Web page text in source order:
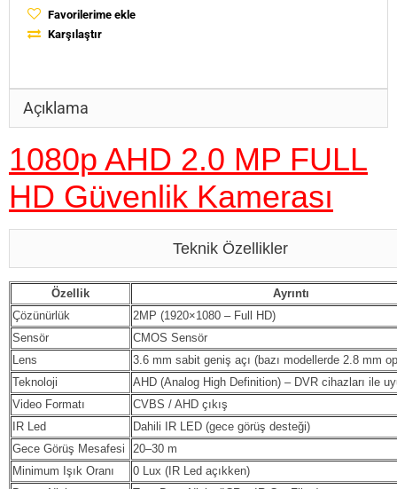
Favorilerime ekle
Karşılaştır
Açıklama
1080p AHD 2.0 MP FULL
HD Güvenlik Kamerası
Teknik Özellikler
Özellik
Ayrıntı
Çözünürlük
2MP (1920×1080 – Full HD)
Sensör
CMOS Sensör
Lens
3.6 mm sabit geniş açı (bazı modellerde 2.8 mm
Teknoloji
AHD (Analog High Definition) – DVR cihazları ile
Video Formatı
CVBS / AHD çıkış
IR Led
Dahili IR LED (gece görüş desteği)
Gece Görüş Mesafesi
20–30 m
Minimum Işık Oranı
0 Lux (IR Led açıkken)